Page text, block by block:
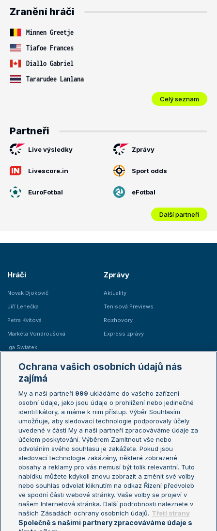
Zranění hráči
Minnen Greetje
Tiafoe Frances
Diallo Gabriel
Tararudee Lanlana
Celý seznam
Partneři
Live výsledky Zprávy
Livescore.in Sport odds
EuroFotbal eFotbal
Další partneři
Hráči
Novak Djokovič
Jiří Lehečka
Petra Kvitová
Markéta Vondroušová
Iga Swiatek
Zprávy
Aktuality
Tenisová Previews
Rozhovory
Express zprávy
Žebříčky
Žebříček ATP (muži)
Žebříček WTA (ženy)
Sázkařský žebříček
Australian Open
French Open
Wimbledon
US Open
Turnaj mistrů
Turnaj mistryň
Aktualní trendy
Fotbalové přestupy
Livesport Daily
LS Prague Open
Ochrana vašich osobních údajů nás
zajímá
My a naši partneři 999 ukládáme do vašeho zařízení
osobní údaje, jako jsou údaje o prohlížení nebo jedinečné
identifikátory, a máme k nim přístup. Výběr Souhlasím
umožňuje, aby sledovací technologie podporovaly účely
uvedené v části My a naši partneři zpracováváme údaje za
účelem poskytování. Výběrem Zamítnout vše nebo
odvoláním svého souhlasu je zakážete. Pokud jsou
sledovací technologie zakázány, některé zobrazené
obsahy a reklamy pro vás nemusí být tolik relevantní. Tuto
nabídku můžete kdykoli znovu zobrazit a změnit své volby
nebo souhlas odvolat kliknutím na odkaz Řízení předvoleb
ve spodní části webové stránky. Vaše volby se projeví v
našem Internetová stránka. Další podrobnosti naleznete v
našich Zásadách ochrany osobních údajů. Třetí strany
Společně s našimi partnery zpracováváme údaje s